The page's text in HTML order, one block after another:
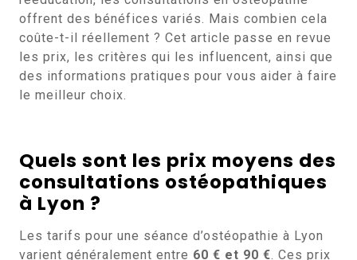
offrent des bénéfices variés. Mais combien cela
coûte-t-il réellement ? Cet article passe en revue
les prix, les critères qui les influencent, ainsi que
des informations pratiques pour vous aider à faire
le meilleur choix.
Quels sont les prix moyens des
consultations ostéopathiques
à Lyon ?
Les tarifs pour une séance d’ostéopathie à Lyon
varient généralement entre 60 € et 90 €. Ces prix